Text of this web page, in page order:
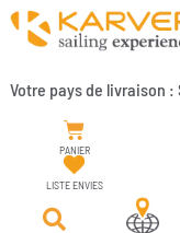
Votre pays de livraison :
PANIER
LISTE ENVIES